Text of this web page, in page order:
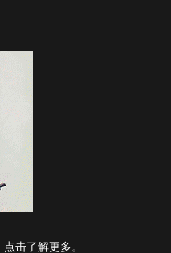
点击了解更多。